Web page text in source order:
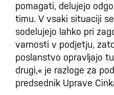
pomagati, delujejo
timu. V vsaki situaciji
sodelujejo lahko pri
varnosti v podjetju,
poslanstvo opravljajo
drugi,« je razloge za
predsednik Uprave